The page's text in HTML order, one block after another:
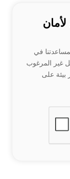
في
غير المرغوب
بيئة على